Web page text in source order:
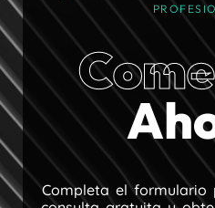
PR O F ES IO
Come
Ah
Completa el formulario